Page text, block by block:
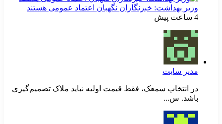
وزیر بهداشت: خبرنگاران نگهبان اعتماد عمومی هستند
4 ساعت پیش
مدیر سایت
در انتخاب سمعک، فقط قیمت اولیه نباید ملاک تصمیم‌گیری
باشد. س...